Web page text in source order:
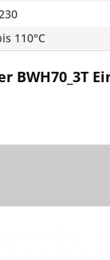
110°C
BWH70_3T